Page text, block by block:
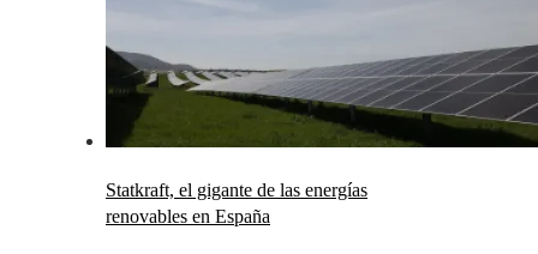
Statkraft, el gigante de las energías
renovables en España